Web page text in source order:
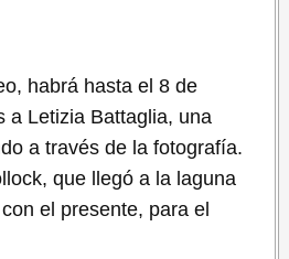
habrá hasta el 8 de
a Letizia Battaglia, una
a través de la fotografía.
que llegó a la laguna
el presente, para el